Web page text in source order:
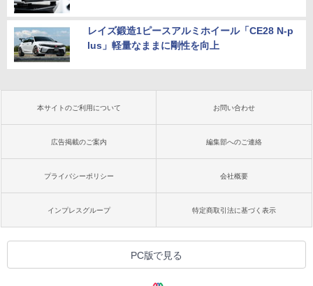
レイズ鍛造1ピースアルミホイール「CE28 N-p
lus」軽量なままに剛性を向上
本サイトのご利用について お問い合わせ
広告掲載のご案内 編集部へのご連絡
プライバシーポリシー 会社概要
インプレスグループ 特定商取引法に基づく表示
PC版で見る